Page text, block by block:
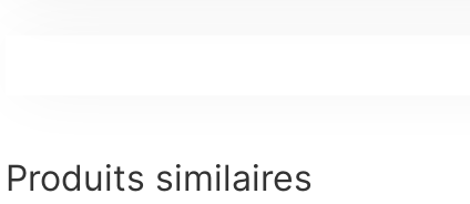
Produits similaires